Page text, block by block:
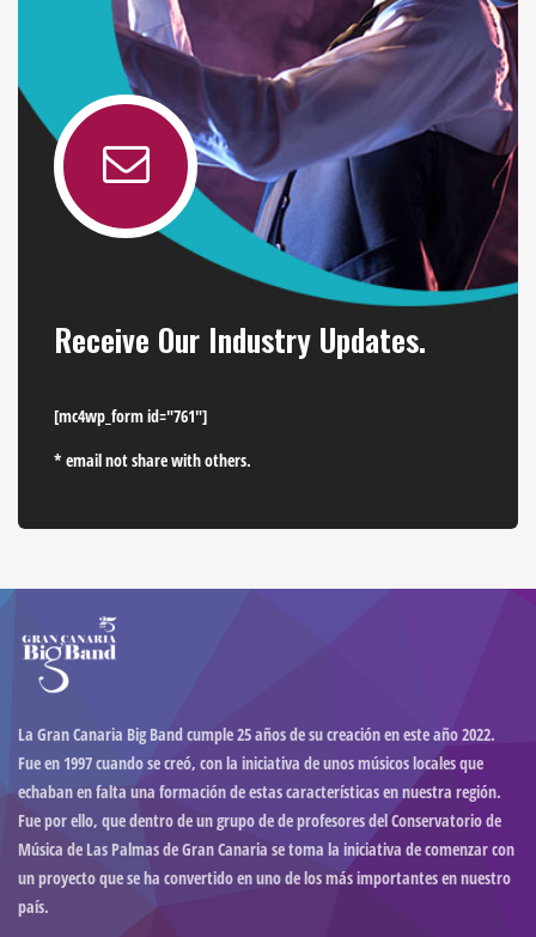
Receive Our Industry Updates.
[mc4wp_form id="761"]
* email not share with others.
La Gran Canaria Big Band cumple 25 años de su creación en este año 2022.
Fue en 1997 cuando se creó, con la iniciativa de unos músicos locales que
echaban en falta una formación de estas características en nuestra región.
Fue por ello, que dentro de un grupo de de profesores del Conservatorio de
Música de Las Palmas de Gran Canaria se toma la iniciativa de comenzar con
un proyecto que se ha convertido en uno de los más importantes en nuestro
país.